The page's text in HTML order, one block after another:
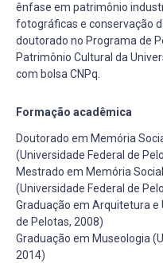
ênfase em patrimônio
fotográficas e conservação
doutorado no Programa de
Patrimônio Cultural da
com bolsa CNPq.
Formação acadêmica
Doutorado em Memória
(Universidade Federal de
Mestrado em Memória
(Universidade Federal de
Graduação em Arquitetura e
de Pelotas, 2008)
Graduação em Museologia
2014)